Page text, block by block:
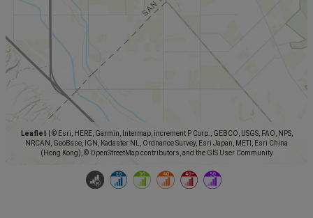
Leaflet
© Esri, HERE, Garmin, Intermap, increment P Corp., GEBCO, USGS, FAO, NPS,
NRCAN, GeoBase, IGN, Kadaster NL, Ordnance Survey, Esri Japan, METI, Esri China
(Hong Kong), © OpenStreetMap contributors, and the GIS User Community